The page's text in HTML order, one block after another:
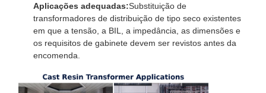
Aplicações adequadas:Substituição de
transformadores de distribuição de tipo seco existentes
em que a tensão, a BIL, a impedância, as dimensões e
os requisitos de gabinete devem ser revistos antes da
encomenda.